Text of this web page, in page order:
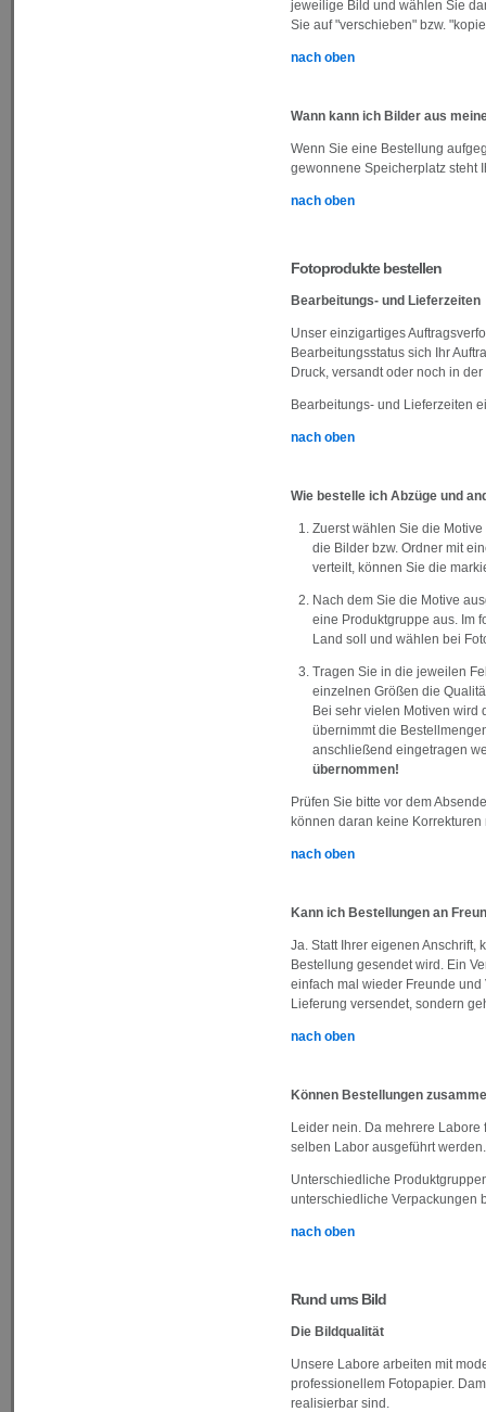
jeweilige Bild und wählen Sie
Sie auf "verschieben" bzw.
nach oben
Wann kann ich Bilder aus
Wenn Sie eine Bestellung
gewonnene Speicherplatz steht
nach oben
Fotoprodukte bestellen
Bearbeitungs- und Lieferzeiten
Unser einzigartiges
Bearbeitungsstatus sich Ihr
Druck, versandt oder noch in
Bearbeitungs- und Lieferzeiten
nach oben
Wie bestelle ich Abzüge und
Zuerst wählen Sie die
die Bilder bzw. Ordner mit
verteilt, können Sie die
Nach dem Sie die Motive
eine Produktgruppe aus. Im
Land soll und wählen bei
Tragen Sie in die jeweilen
einzelnen Größen die
Bei sehr vielen Motiven wird
übernimmt die
anschließend eingetragen
übernommen!
Prüfen Sie bitte vor dem
können daran keine
nach oben
Kann ich Bestellungen an
Ja. Statt Ihrer eigenen
Bestellung gesendet wird. Ein
einfach mal wieder Freunde
Lieferung versendet, sondern
nach oben
Können Bestellungen
Leider nein. Da mehrere
selben Labor ausgeführt
Unterschiedliche
unterschiedliche Verpackungen
nach oben
Rund ums Bild
Die Bildqualität
Unsere Labore arbeiten mit
professionellem Fotopapier.
realisierbar sind.